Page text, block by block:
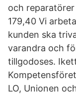
och
179,40 Vi
kunden ska
varandra och
tillgodoses.
LO, Unionen